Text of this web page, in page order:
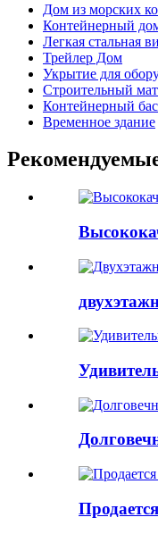
Дом из морских
Контейнерный
Легкая стальная
Трейлер Дом
Укрытие для
Строительный
Контейнерный
Временное здание